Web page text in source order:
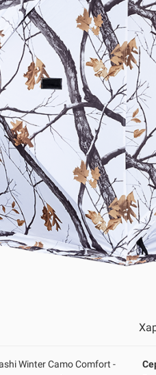
Winter Camo Comfort -